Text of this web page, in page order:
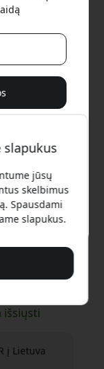
išsiųsti
į Lietuva
slapukus
jūsų
skelbimus
Spausdami
slapukus.
laiškus,
kainą.